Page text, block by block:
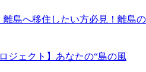
離島へ移住したい方必見！離島の
ジェクト】あなたの“島の風